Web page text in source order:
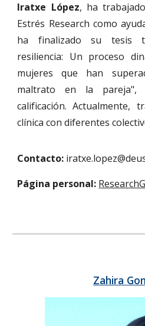
Iratxe López, ha
Estrés Research como
ha finalizado su tesis
resiliencia: Un proceso
mujeres que han
maltrato en la pareja",
calificación. Actualmente,
clínica con diferentes
Contacto:
Página personal:
Zahira